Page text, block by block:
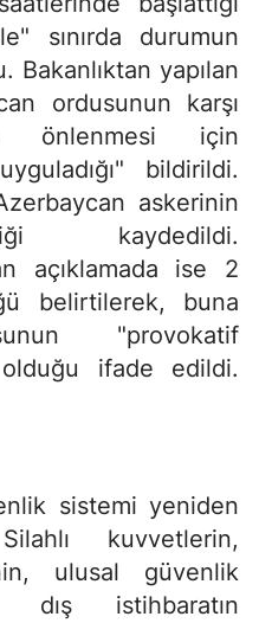
sınırda durumun
yapılan
ordusunun karşı
önlenmesi için
bildirildi.
askerinin
kaydedildi.
açıklamada ise 2
belirtilerek, buna
"provokatif
ifade edildi.
sistemi yeniden
Silahlı kuvvetlerin,
ulusal güvenlik
dış istihbaratın